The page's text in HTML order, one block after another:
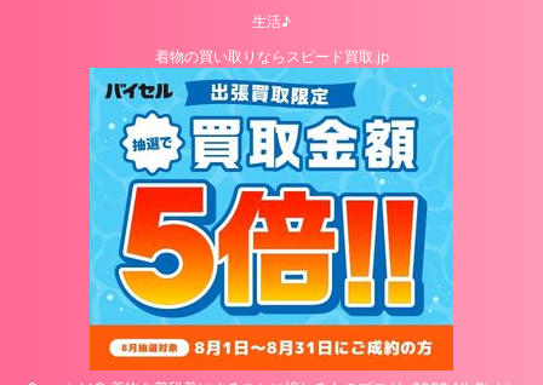
生活♪
着物の買い取りならスピード買取.jp